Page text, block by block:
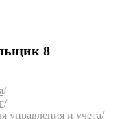
8
/
/
управления и учета/